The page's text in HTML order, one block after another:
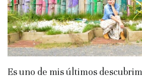
Es uno de mis últimos